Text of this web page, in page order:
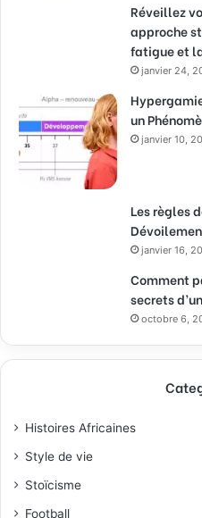
Réveillez
approche
fatigue et
janvier 24,
un
janvier 10,
Les règles
janvier 16,
Comment
secrets
octobre 6,
Histoires Africaines
Style de vie
Stoïcisme
Football